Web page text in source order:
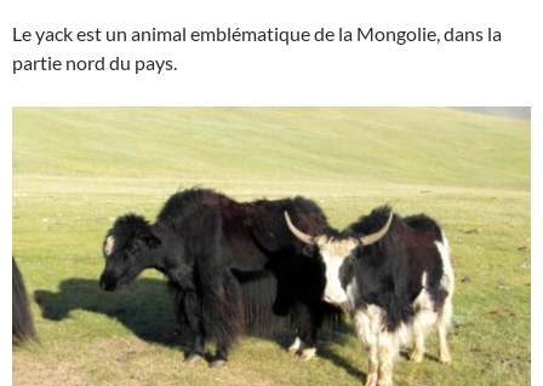
Le yack est un animal emblématique de la Mongolie, dans la
partie nord du pays.